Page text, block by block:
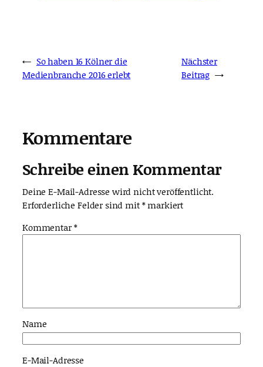
← So haben 16 Kölner die
Medienbranche 2016 erlebt
Nächster
Beitrag →
Kommentare
Schreibe einen Kommentar
Deine E-Mail-Adresse wird nicht veröffentlicht.
Erforderliche Felder sind mit*markiert
Kommentar*
Name
E-Mail-Adresse